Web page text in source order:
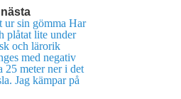
ur sin gömma Har
plåtat lite under
och lärorik
med negativ
25 meter ner i det
Jag kämpar på